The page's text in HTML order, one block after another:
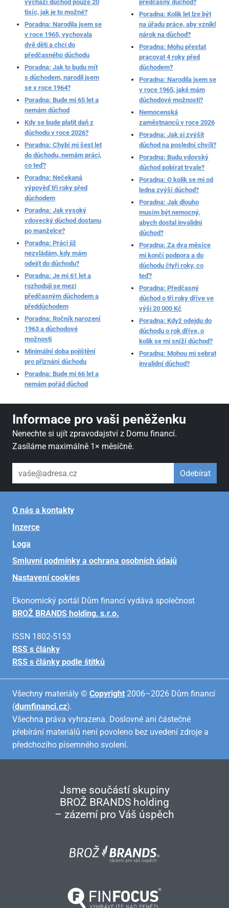
vychází důchod pouze 20
tisíc, jak je to možné?
Poradna: Narodila jsem se
v roce 1965, vychovala
dvě děti a chci do
předčasného důchodu
Poradna: Jak to budu mít
s důchodem, narodil jsem
se v roce 1964?
Poradna: Bude mi 65 let a
nemám důchod
Kdy se bude platit daň z
důchodu v roce 2026?
Poradna: Chybí mi šest let
do důchodu, nemám práci,
co teď?
Poradna: Nečekaná
výpověď tři roky před
důchodem
Poradna: Jak vysoký
vdovecký důchod dostanu
po manželce?
Poradna: Práci již
nezvládám, kdy mám
odejít do důchodu?
Poradna: Je mi 61 let a
rozhoduji se mezi
předčasným důchodem a
předdůchodem
Poradna: Ročník narození
1963 a důchodové
možnosti
Minimální doba pojištění
pro přiznání důchodu
Poradna: Bude mi 66 let a
nemám pořád důchod
předčasný důchod?
Poradna: Kolik let lze být
na úřadu práce, aby vznikl
nárok na důchod?
Poradna: Mohu přestat
pracovat 4 roky před
důchodem?
Poradna: Narodila jsem se
v roce 1965, jaké mám
důchodové možnosti?
Nemocenská
zaměstnanců v roce 2026
Poradna: Jak si zvýšit
důchod na poslední chvíli?
Poradna: Budu vdovský
důchod pobírat trvale?
Poradna: O kolik se mi od
ledna zvýší důchod?
Poradna: Jak dlouho
musím být nemocný,
abych dostal invalidní
důchod?
Poradna: Za dva měsíce
mi končí podpora a do
důchodu čtyři roky, co
teď?
Poradna: Předčasný
důchod o tři roky dříve ve
výši 20 000 Kč
Poradna: Když odejdu do
důchodu o rok dříve, o
kolik se mi sníží důchod?
Poradna: Mohou mi sebrat
invalidní důchod?
Informace pro vaši peněženku
Nenechte si ujít zpravodajství z Domu financí.
Zasíláme maximálně 1× měsíčně.
váš email Odebírat
O nás a kontakty
Inzerce
Loga
Smluvní podmínky a ochrana osobních údajů
Nastavení cookies
Ekonomický portál Dům financí vydává společnost
BROŽ BRANDS holding, s.r.o.
ISSN 1802-5153
RSS s články
RSS s články podle štítků
Všechny materiály © Copyright 2006–2026 Dům financí
(dumfinanci.cz).
Všechna práva vyhrazena. Doslovné ani částečné
přebírání materiálů není povoleno bez uvedení zdroje a
předchozího písemného svolení.
Jsme součástí skupiny
BROŽ BRANDS holding
– zázemí pro Váš úspěch